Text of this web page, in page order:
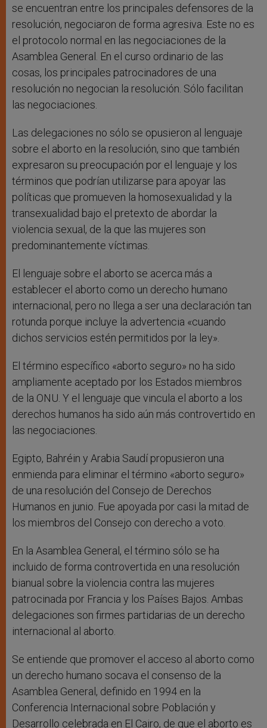
se encuentran entre los principales defensores de la
resolución, negociaron de forma agresiva. Este no es
el protocolo normal en las negociaciones de la
Asamblea General. En el curso ordinario de las
cosas, los principales patrocinadores de una
resolución no negocian la resolución. Sólo facilitan
las negociaciones.
Las delegaciones no sólo se opusieron al lenguaje
sobre el aborto en la resolución, sino que también
expresaron su preocupación por el lenguaje y los
términos que podrían utilizarse para apoyar las
políticas que promueven la homosexualidad y la
transexualidad bajo el pretexto de abordar la
violencia sexual, de la que las mujeres son
predominantemente víctimas.
El lenguaje sobre el aborto se acerca más a
establecer el aborto como un derecho humano
internacional, pero no llega a ser una declaración tan
rotunda porque incluye la advertencia «cuando
dichos servicios estén permitidos por la ley».
El término específico «aborto seguro» no ha sido
ampliamente aceptado por los Estados miembros
de la ONU. Y el lenguaje que vincula el aborto a los
derechos humanos ha sido aún más controvertido en
las negociaciones.
Egipto, Bahréin y Arabia Saudí propusieron una
enmienda para eliminar el término «aborto seguro»
de una resolución del Consejo de Derechos
Humanos en junio. Fue apoyada por casi la mitad de
los miembros del Consejo con derecho a voto.
En la Asamblea General, el término sólo se ha
incluido de forma controvertida en una resolución
bianual sobre la violencia contra las mujeres
patrocinada por Francia y los Países Bajos. Ambas
delegaciones son firmes partidarias de un derecho
internacional al aborto.
Se entiende que promover el acceso al aborto como
un derecho humano socava el consenso de la
Asamblea General, definido en 1994 en la
Conferencia Internacional sobre Población y
Desarrollo celebrada en El Cairo, de que el aborto es